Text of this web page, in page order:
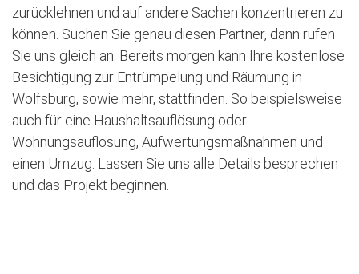
zurücklehnen und auf andere Sachen konzentrieren zu
können. Suchen Sie genau diesen Partner, dann rufen
Sie uns gleich an. Bereits morgen kann Ihre kostenlose
Besichtigung zur Entrümpelung und Räumung in
Wolfsburg, sowie mehr, stattfinden. So beispielsweise
auch für eine Haushaltsauflösung oder
Wohnungsauflösung, Aufwertungsmaßnahmen und
einen Umzug. Lassen Sie uns alle Details besprechen
und das Projekt beginnen.